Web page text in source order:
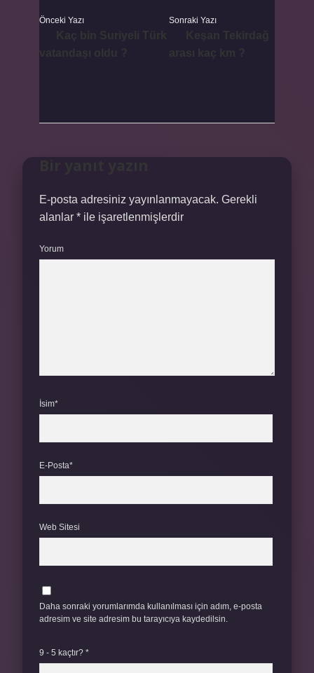
Önceki Yazı Sonraki Yazı
E-posta adresiniz yayınlanmayacak. Gerekli
alanlar * ile işaretlenmişlerdir
Yorum
İsim*
E-Posta*
Web Sitesi
Daha sonraki yorumlarımda kullanılması için adım, e-posta
adresim ve site adresim bu tarayıcıya kaydedilsin.
9 - 5 kaçtır? *